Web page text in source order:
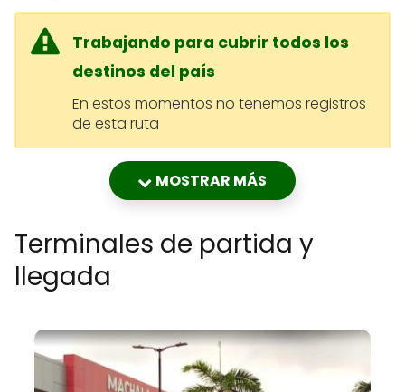
Trabajando para cubrir todos los
destinos del país
En estos momentos no tenemos registros
de esta ruta
MOSTRAR MÁS
Terminales de partida y
llegada